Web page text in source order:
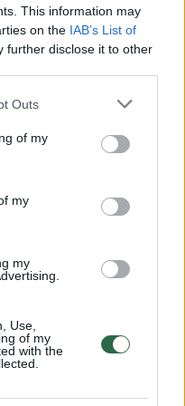
This information may
on the IAB’s List of
further disclose it to other
Outs
of my
my
my
Use,
of my
with the
r.: dviejų moterų ir
įsitvirtinti
00:00:57
užbaigsime darbo